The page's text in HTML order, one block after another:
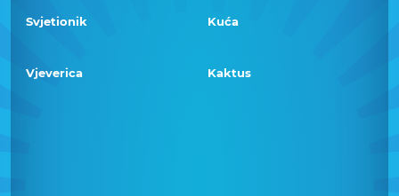
Svjetionik Kuća
Vjeverica Kaktus